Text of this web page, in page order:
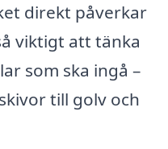
direkt påverkar
viktigt att tänka
som ska ingå –
till golv och